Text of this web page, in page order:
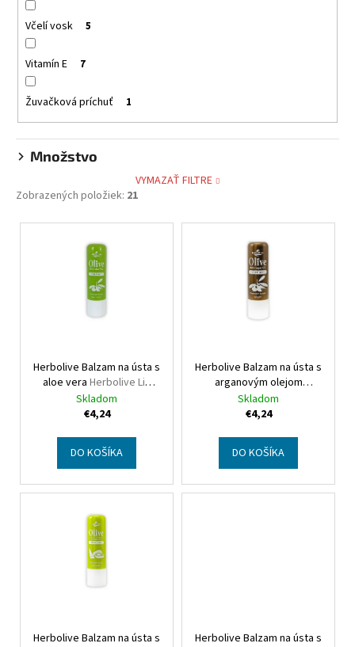
Včelí vosk 5
Vitamín E 7
Žuvačková príchuť 1
Množstvo
VYMAZAŤ FILTRE
Zobrazených položiek: 21
V
v
Herbolive Balzam na ústa s
aloe vera Herbolive Lip
balm with aloe vera
Skladom
€4,24
DO KOŠÍKA
Herbolive Balzam na ústa s
arganovým olejom
Herbolive Lip balm with
argan oil
Skladom
€4,24
DO KOŠÍKA
Herbolive Balzam na ústa s
Herbolive Balzam na ústa s